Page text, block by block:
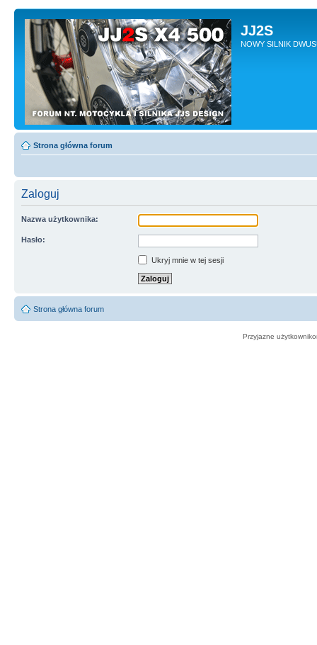
JJ2S
NOWY SILNIK
Strona główna forum
Zaloguj
Nazwa użytkownika:
Hasło:
Ukryj mnie w tej sesji
Strona główna forum
Przyjazne